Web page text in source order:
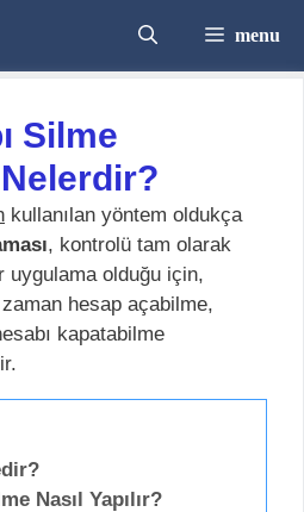
menu
Silme
kullanılan yöntem oldukça
, kontrolü tam olarak
uygulama olduğu için,
hesap açabilme,
kapatabilme
Nasıl Yapılır?